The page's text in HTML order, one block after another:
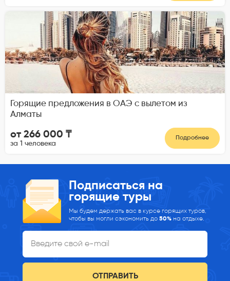
Горящие предложения в ОАЭ с вылетом из
Алматы
от 266 000 ₸
за 1 человека
Подробнее
Подписаться на
горящие туры
Мы будем держать вас в курсе горящих туров,
чтобы вы могли сэкономить до 50% на отдыхе.
ОТПРАВИТЬ